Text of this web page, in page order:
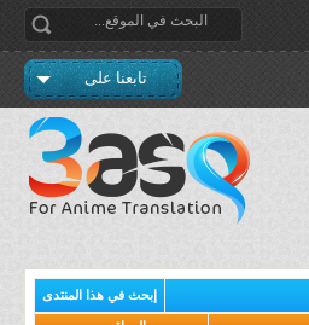
تابعنا على
إبحث في هذا المنتدى